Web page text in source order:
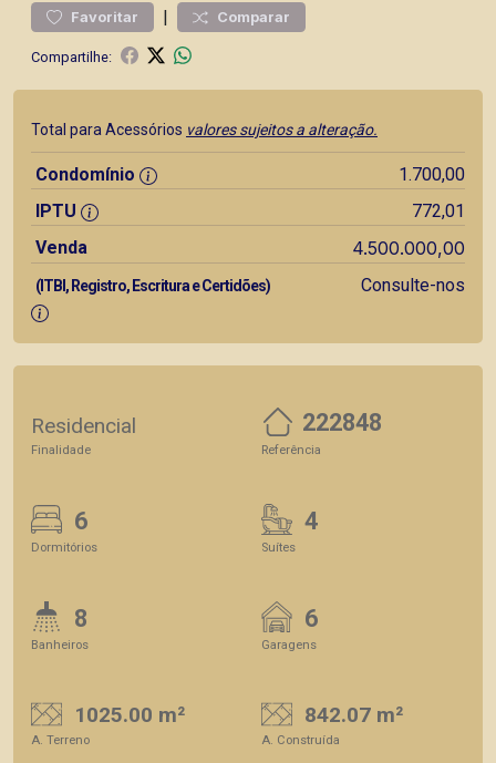
Favoritar | Comparar
Compartilhe:
Total para Acessórios valores sujeitos a alteração.
Condomínio
1.700,00
IPTU
772,01
Venda
4.500.000,00
(ITBI, Registro, Escritura e Certidões) Consulte-nos
Residencial
Finalidade
222848
Referência
6
Dormitórios
4
Suítes
8
Banheiros
6
Garagens
1025.00 m²
A. Terreno
842.07 m²
A. Construída